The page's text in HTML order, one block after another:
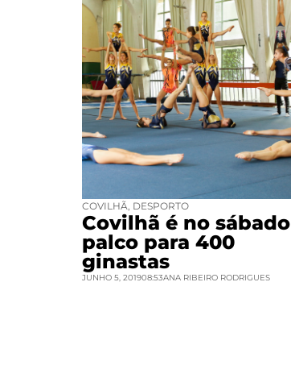
COVILHÃ, DESPORTO
Covilhã é no sábado
palco para 400
ginastas
JUNHO 5, 201908:53ANA RIBEIRO RODRIGUES